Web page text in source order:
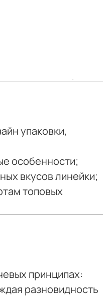
упаковки,
особенности;
вкусов линейки;
топовых
принципах:
разновидность